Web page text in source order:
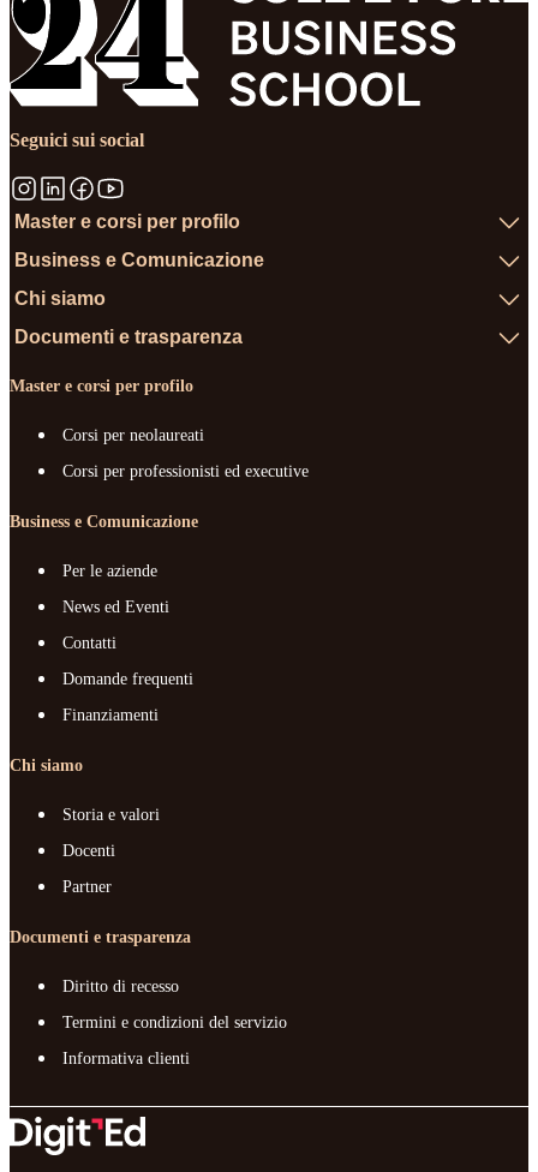
Seguici sui social
Master e corsi per profilo
Business e Comunicazione
Chi siamo
Documenti e trasparenza
Master e corsi per profilo
Corsi per neolaureati
Corsi per professionisti ed executive
Business e Comunicazione
Per le aziende
News ed Eventi
Contatti
Domande frequenti
Finanziamenti
Chi siamo
Storia e valori
Docenti
Partner
Documenti e trasparenza
Diritto di recesso
Termini e condizioni del servizio
Informativa clienti